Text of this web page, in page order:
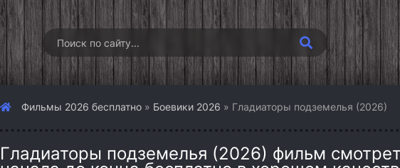
Фильмы 2026 бесплатно » Боевики 2026 » Гладиаторы подземелья (2026)
Гладиаторы подземелья (2026) фильм